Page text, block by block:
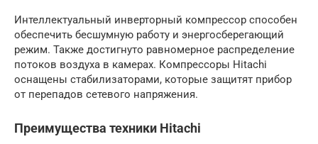
Интеллектуальный инверторный компрессор способен
обеспечить бесшумную работу и энергосберегающий
режим. Также достигнуто равномерное распределение
потоков воздуха в камерах. Компрессоры Hitachi
оснащены стабилизаторами, которые защитят прибор
от перепадов сетевого напряжения.
Преимущества техники Hitachi